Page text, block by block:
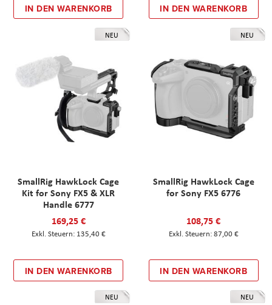
IN DEN WARENKORB IN DEN WARENKORB
NEU
SmallRig HawkLock Cage
Kit for Sony FX5 & XLR
Handle 6777
169,25 €
135,40 €
IN DEN WARENKORB
NEU
SmallRig HawkLock Cage
for Sony FX5 6776
108,75 €
87,00 €
IN DEN WARENKORB
NEU NEU